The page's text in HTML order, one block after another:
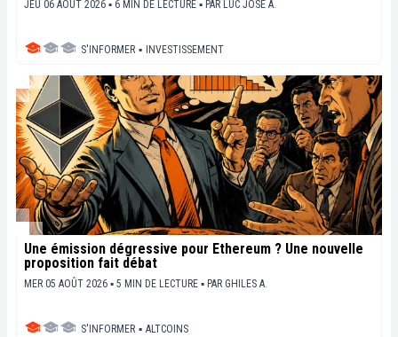
JEU 06 AOÛT 2026 ▪ 6 MIN DE LECTURE ▪ PAR LUC JOSE A.
S'INFORMER ▪ INVESTISSEMENT
Une émission dégressive pour Ethereum ? Une nouvelle
proposition fait débat
MER 05 AOÛT 2026 ▪ 5 MIN DE LECTURE ▪ PAR GHILES A.
S'INFORMER ▪ ALTCOINS